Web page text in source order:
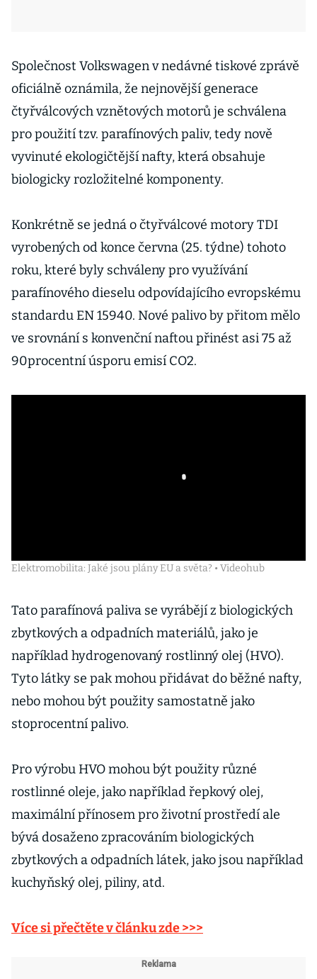
Společnost Volkswagen v nedávné tiskové zprávě
oficiálně oznámila, že nejnovější generace
čtyřválcových vznětových motorů je schválena
pro použití tzv. parafínových paliv, tedy nově
vyvinuté ekologičtější nafty, která obsahuje
biologicky rozložitelné komponenty.
Konkrétně se jedná o čtyřválcové motory TDI
vyrobených od konce června (25. týdne) tohoto
roku, které byly schváleny pro využívání
parafínového dieselu odpovídajícího evropskému
standardu EN 15940. Nové palivo by přitom mělo
ve srovnání s konvenční naftou přinést asi 75 až
90procentní úsporu emisí CO2.
Elektromobilita: Jaké jsou plány EU a světa? • Videohub
Tato parafínová paliva se vyrábějí z biologických
zbytkových a odpadních materiálů, jako je
například hydrogenovaný rostlinný olej (HVO).
Tyto látky se pak mohou přidávat do běžné nafty,
nebo mohou být použity samostatně jako
stoprocentní palivo.
Pro výrobu HVO mohou být použity různé
rostlinné oleje, jako například řepkový olej,
maximální přínosem pro životní prostředí ale
bývá dosaženo zpracováním biologických
zbytkových a odpadních látek, jako jsou například
kuchyňský olej, piliny, atd.
Více si přečtěte v článku zde >>>